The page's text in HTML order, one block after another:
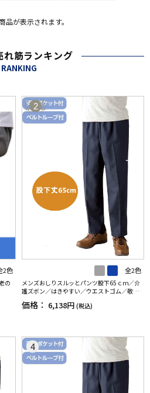
が表示されます。
れ筋ランキング
RANKING
2色
の
2
全2色
メンズおしりスルッとパンツ股下65ｃｍ／介
護ズボン／はきやすい／ウエストゴム／敬老
の日／ギフト／プレゼント【CF】
価格： 6,138円 (税込)
4